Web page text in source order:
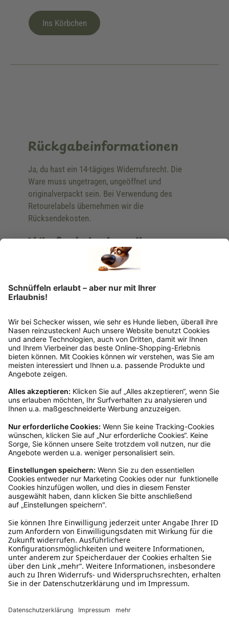
Ins Körbchen
Rückgabeinformationen
Ja, du hast ein 14-tägiges Widerrufsrecht. Die
Ware muss ungetragen, ungeöffnet und
originalverpackt sein. Bei Verwendung des
Retourelabels übernehmen wir die
Rücksendekosten.
Wie funktioniert die
Rücksendung?
Bitte fülle das Rücksendeformular aus. Dieses
findest du online. Verpacke die Artikel
Rücksendeetikett auf das Paket. Dieses kannst du
dir in deinem Kundenkonto anfordern. Hast du als
Gast bestellt, schreibe uns eine Email an
verkauf@schecker.de oder rufe zu unseren
Servicezeiten an, dann lassen wir dir ein
Mo – Fr 9 – 17 Uhr, Sa 9 – 13 Uhr
Ruf uns an
Schreibe uns
verkauf@schecker.de
WhatsApp Support